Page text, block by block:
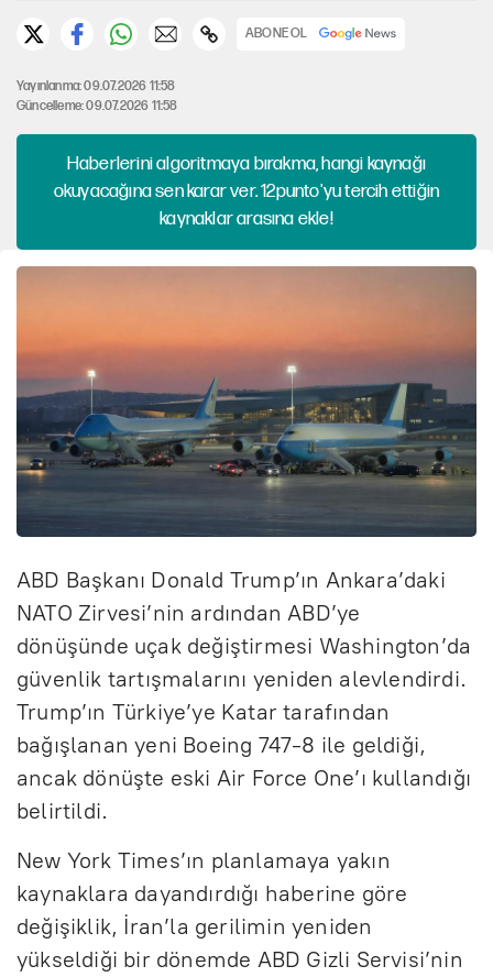
ABONE OL
Yayınlanma: 09.07.2026 11:58
Güncelleme: 09.07.2026 11:58
Haberlerini algoritmaya bırakma, hangi kaynağı
okuyacağına sen karar ver. 12punto'yu tercih ettiğin
kaynaklar arasına ekle!
ABD Başkanı Donald Trump’ın Ankara’daki
NATO Zirvesi’nin ardından ABD’ye
dönüşünde uçak değiştirmesi Washington’da
güvenlik tartışmalarını yeniden alevlendirdi.
Trump’ın Türkiye’ye Katar tarafından
bağışlanan yeni Boeing 747-8 ile geldiği,
ancak dönüşte eski Air Force One’ı kullandığı
belirtildi.
New York Times’ın planlamaya yakın
kaynaklara dayandırdığı haberine göre
değişiklik, İran’la gerilimin yeniden
yükseldiği bir dönemde ABD Gizli Servisi’nin